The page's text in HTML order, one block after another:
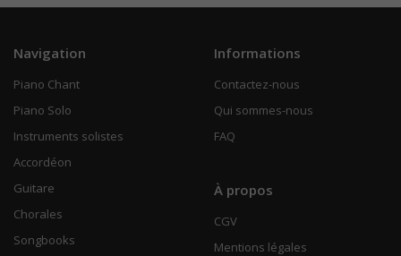
Navigation
Piano Chant
Piano Solo
Instruments solistes
Accordéon
Guitare
Chorales
Songbooks
Informations
Contactez-nous
Qui sommes-nous
FAQ
À propos
CGV
Mentions légales